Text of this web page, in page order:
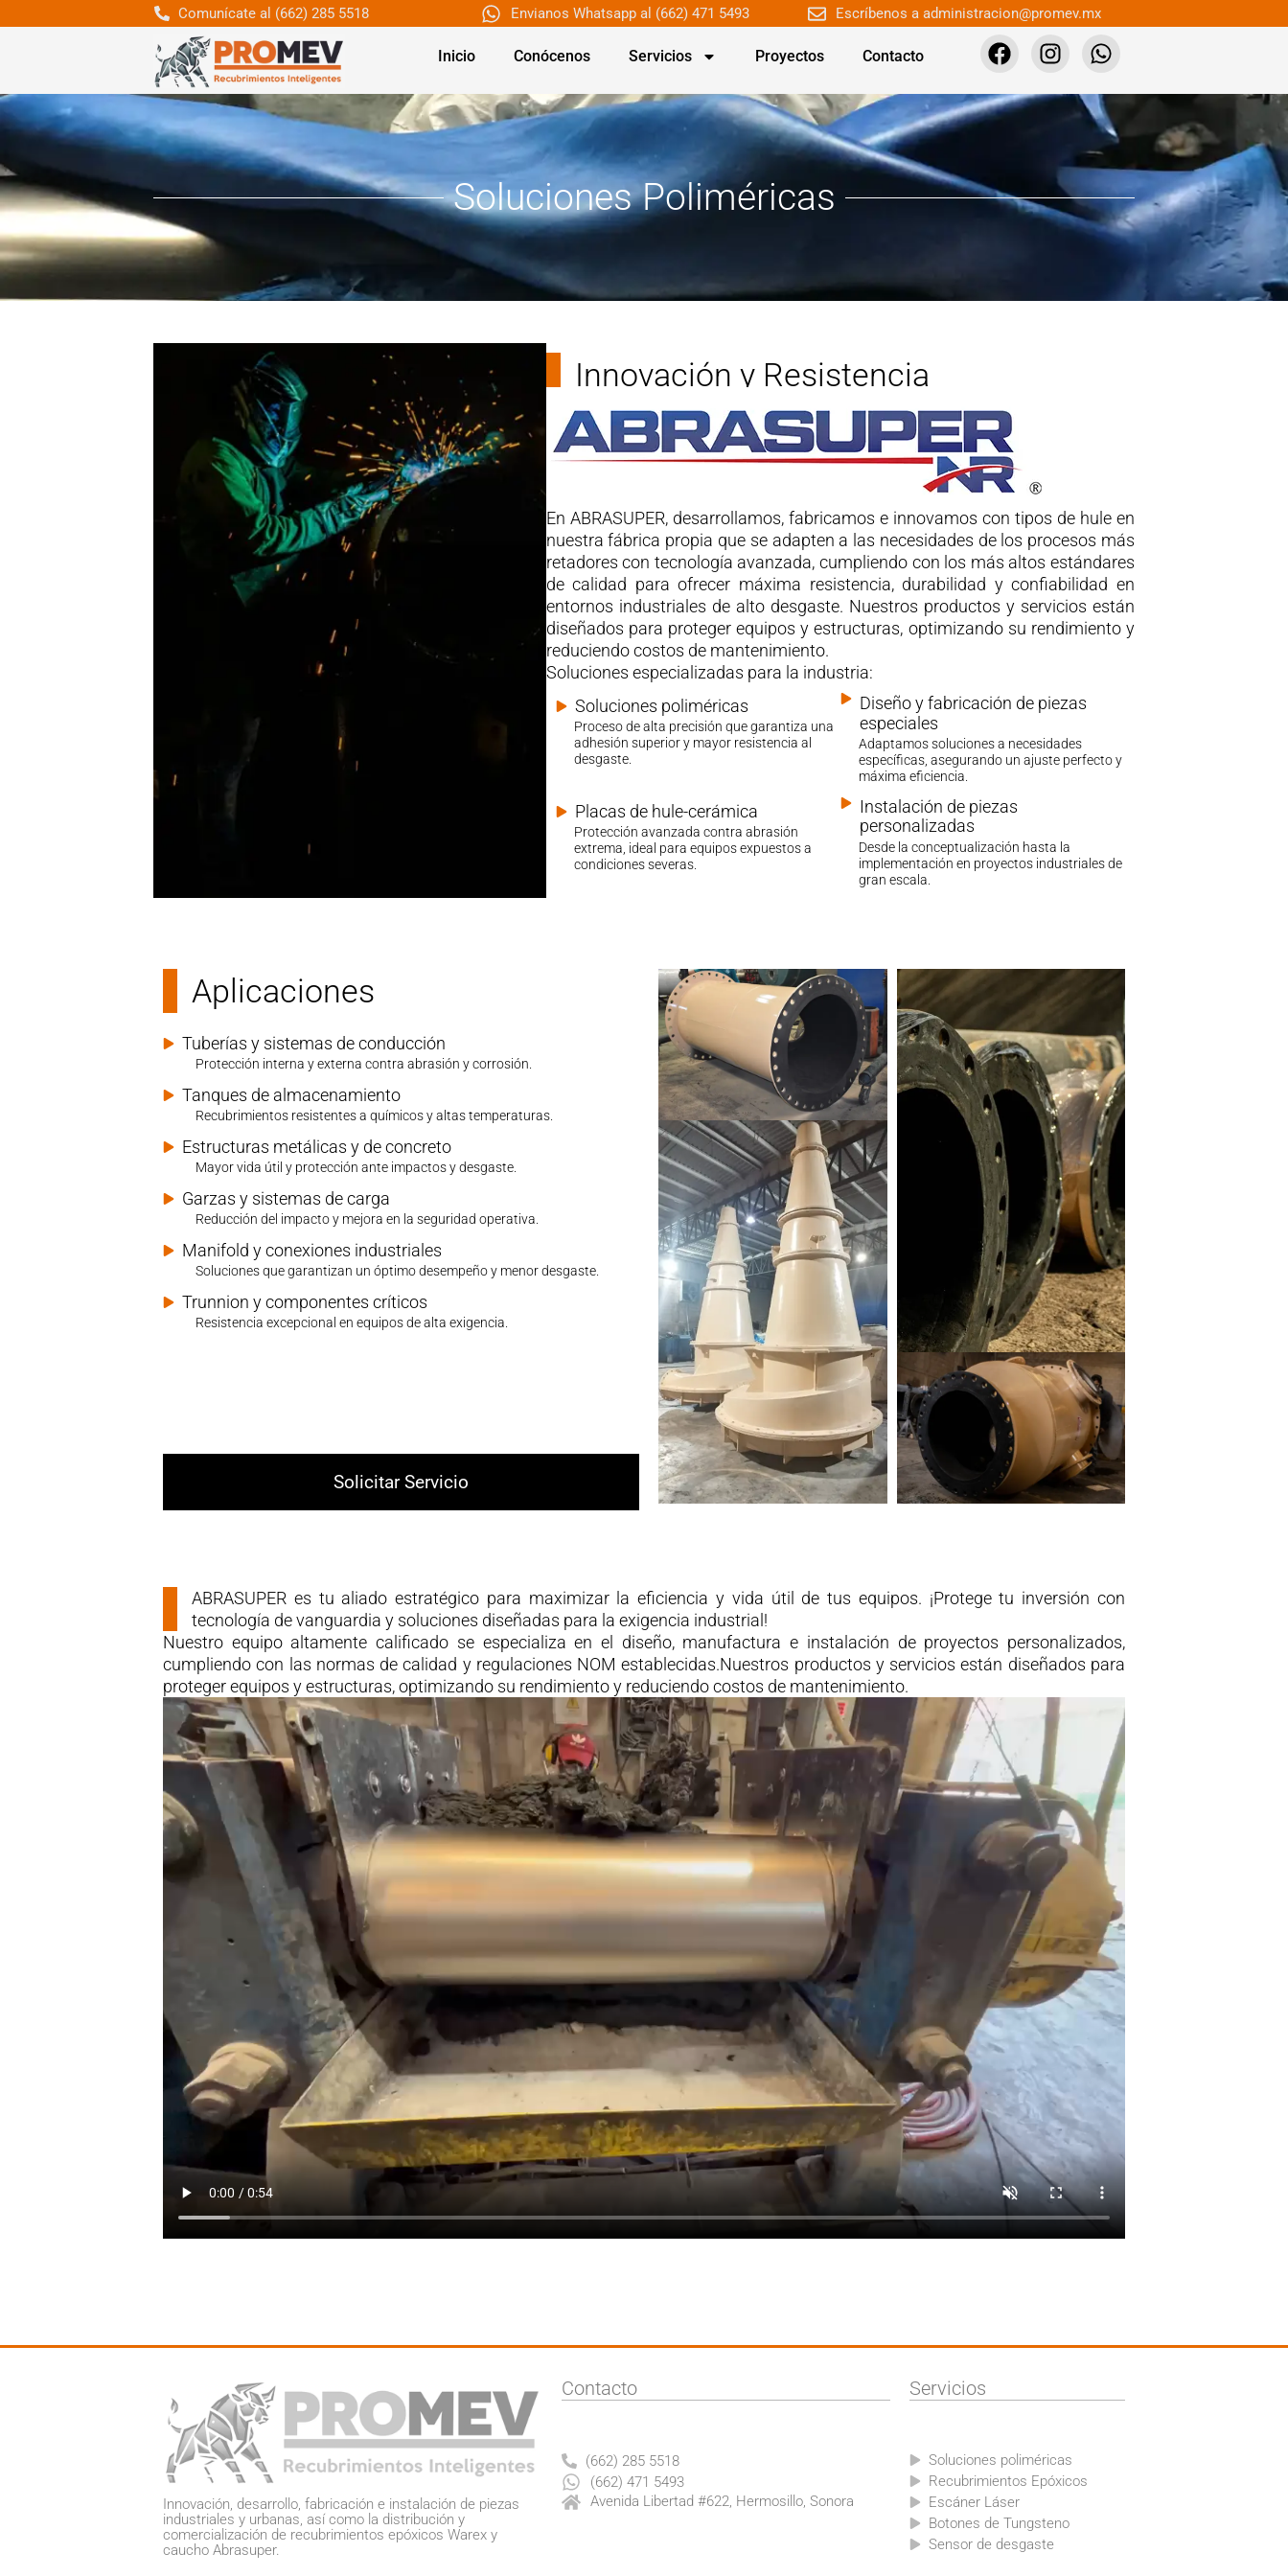
Comunícate al (662) 285 5518 Envianos Whatsapp al (662) 471 5493 Escríbenos a administracion@promev.mx
Inicio Conócenos Servicios Proyectos Contacto
Soluciones Poliméricas
Innovación y Resistencia
En ABRASUPER, desarrollamos, fabricamos e innovamos con tipos de hule en
nuestra fábrica propia que se adapten a las necesidades de los procesos más
retadores con tecnología avanzada, cumpliendo con los más altos estándares
de calidad para ofrecer máxima resistencia, durabilidad y confiabilidad en
entornos industriales de alto desgaste. Nuestros productos y servicios están
diseñados para proteger equipos y estructuras, optimizando su rendimiento y
reduciendo costos de mantenimiento.
Soluciones especializadas para la industria:
Soluciones poliméricas
Proceso de alta precisión que garantiza una
adhesión superior y mayor resistencia al
desgaste.
Placas de hule-cerámica
Protección avanzada contra abrasión
extrema, ideal para equipos expuestos a
condiciones severas.
Diseño y fabricación de piezas
especiales
Adaptamos soluciones a necesidades
específicas, asegurando un ajuste perfecto y
máxima eficiencia.
Instalación de piezas
personalizadas
Desde la conceptualización hasta la
implementación en proyectos industriales de
gran escala.
Aplicaciones
Tuberías y sistemas de conducción
Protección interna y externa contra abrasión y corrosión.
Tanques de almacenamiento
Recubrimientos resistentes a químicos y altas temperaturas.
Estructuras metálicas y de concreto
Mayor vida útil y protección ante impactos y desgaste.
Garzas y sistemas de carga
Reducción del impacto y mejora en la seguridad operativa.
Manifold y conexiones industriales
Soluciones que garantizan un óptimo desempeño y menor desgaste.
Trunnion y componentes críticos
Resistencia excepcional en equipos de alta exigencia.
Solicitar Servicio
ABRASUPER es tu aliado estratégico para maximizar la eficiencia y vida útil de tus equipos. ¡Protege tu inversión con
tecnología de vanguardia y soluciones diseñadas para la exigencia industrial!
Nuestro equipo altamente calificado se especializa en el diseño, manufactura e instalación de proyectos personalizados,
cumpliendo con las normas de calidad y regulaciones NOM establecidas.Nuestros productos y servicios están diseñados para
proteger equipos y estructuras, optimizando su rendimiento y reduciendo costos de mantenimiento.
Innovación, desarrollo, fabricación e instalación de piezas
industriales y urbanas, así como la distribución y
comercialización de recubrimientos epóxicos Warex y
caucho Abrasuper.
Contacto
(662) 285 5518
(662) 471 5493
Avenida Libertad #622, Hermosillo, Sonora
Servicios
Soluciones poliméricas
Recubrimientos Epóxicos
Escáner Láser
Botones de Tungsteno
Sensor de desgaste